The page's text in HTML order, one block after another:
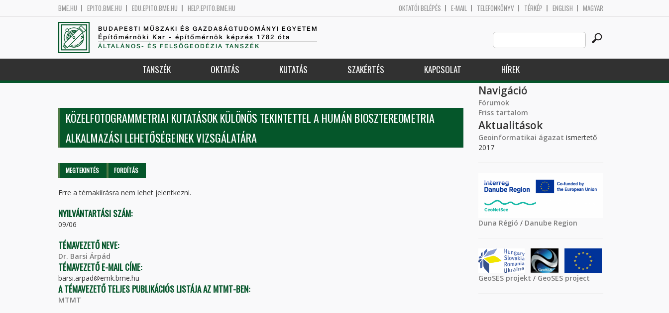
BME.HU EPITO.BME.HU EDU.EPITO.BME.HU HELP.EPITO.BME.HU OKTATÓI BELÉPÉS E-MAIL TELEFONKÖNYV TÉRKÉP ENGLISH MAGYAR
BUDAPESTI MŰSZAKI ÉS GAZDASÁGTUDOMÁNYI EGYETEM
Építőmérnöki Kar - építőmérnök képzés 1782 óta
ÁLTALÁNOS- ÉS FELSŐGEODÉZIA TANSZÉK
Search
this
site
TANSZÉK OKTATÁS KUTATÁS SZAKÉRTÉS KAPCSOLAT HÍREK
KÖZELFOTOGRAMMETRIAI KUTATÁSOK KÜLÖNÖS TEKINTETTEL A HUMÁN BIOSZTEREOMETRIA
ALKALMAZÁSI LEHETŐSÉGEINEK VIZSGÁLATÁRA
Elsődleges fülek
MEGTEKINTÉS (AKTÍVFORDÍTÁS
Erre a témakiírásra nem lehet jelentkezni.
NYILVÁNTARTÁSI SZÁM:
09/06
TÉMAVEZETŐ NEVE:
Dr. Barsi Árpád
TÉMAVEZETŐ E-MAIL CÍME:
barsi.arpad@emk.bme.hu
A TÉMAVEZETŐ TELJES PUBLIKÁCIÓS LISTÁJA AZ MTMT-BEN:
MTMT
Navigáció
Fórumok
Friss tartalom
Aktualitások
Geoinformatikai ágazat ismertető
2017
Duna Régió / Danube Region
GeoSES projekt / GeoSES project